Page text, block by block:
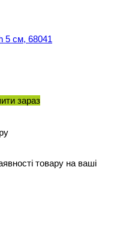
зараз
товару на ваші